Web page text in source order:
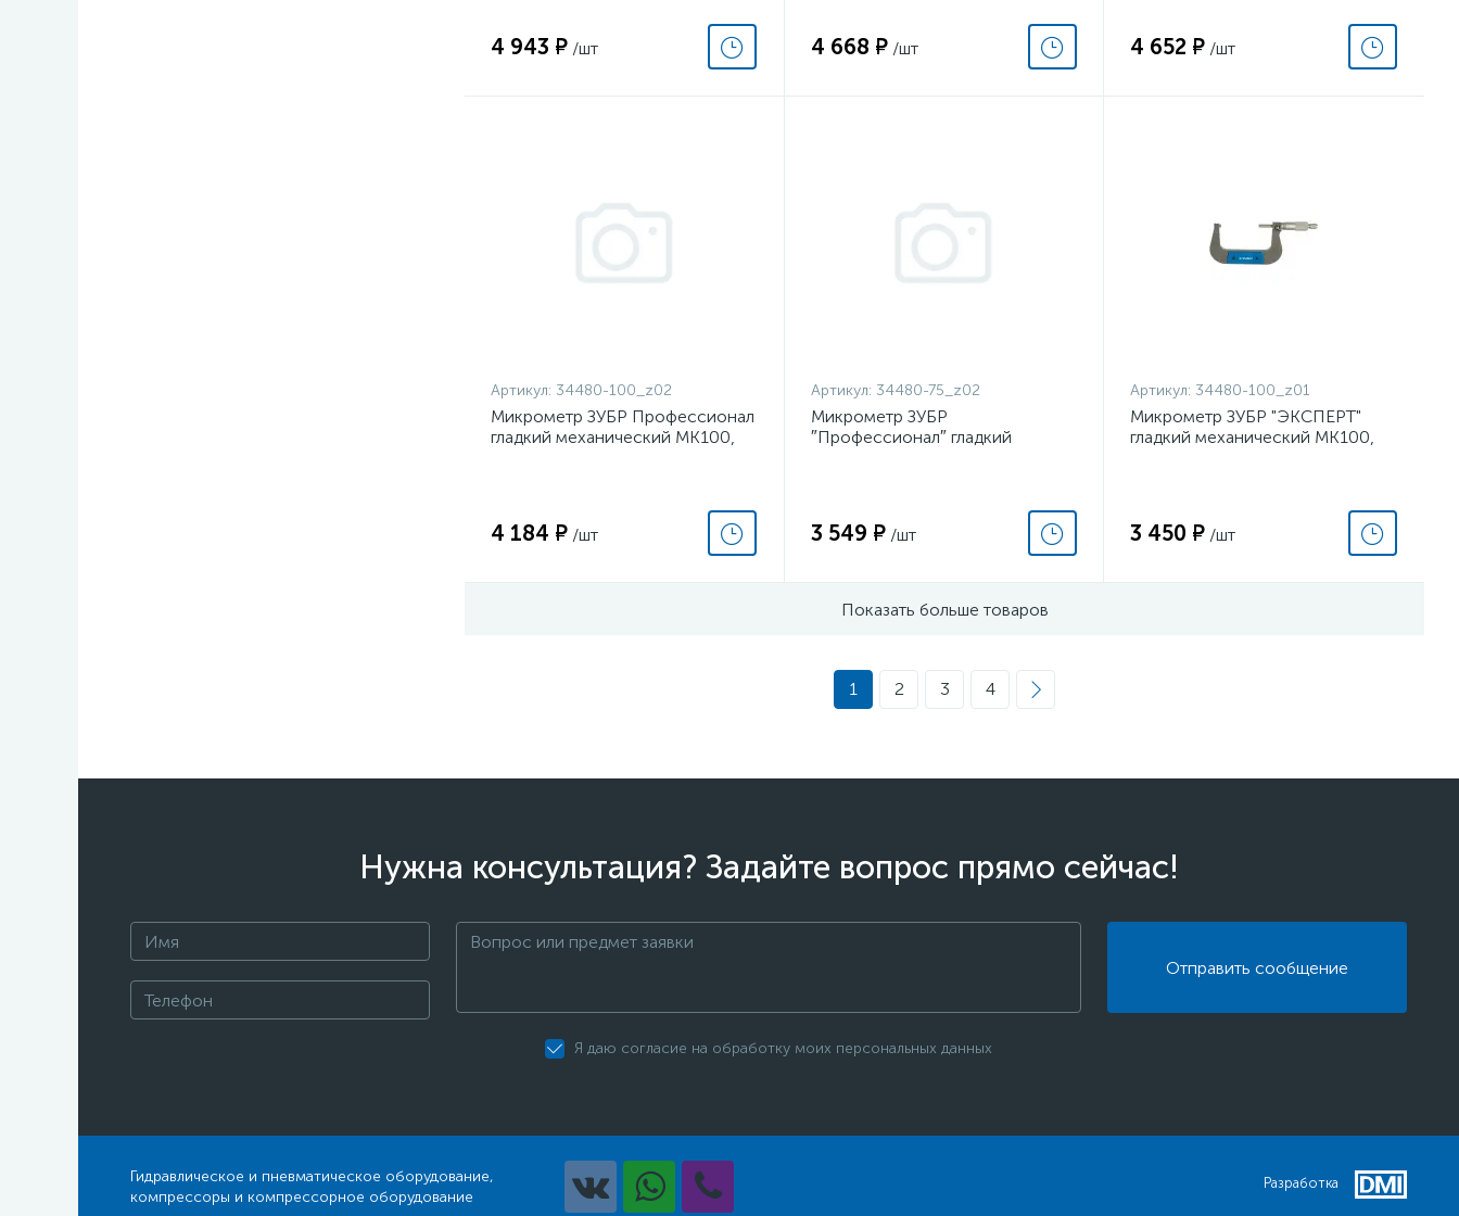
4 943 ₽ /шт 4 668 ₽ /шт 4 652 ₽ /шт
Артикул: 34480-100_z02
Микрометр ЗУБР Профессионал
гладкий механический МК100,
4 184 ₽ /шт
Артикул: 34480-75_z02
Микрометр ЗУБР
″Профессионал″ гладкий
3 549 ₽ /шт
Артикул: 34480-100_z01
Микрометр ЗУБР "ЭКСПЕРТ"
гладкий механический МК100,
3 450 ₽ /шт
Показать больше товаров
1 2 3 4
Нужна консультация? Задайте вопрос прямо сейчас!
Отправить сообщение
Я даю согласие на обработку моих персональных данных
Гидравлическое и пневматическое оборудование,
компрессоры и компрессорное оборудование
Разработка